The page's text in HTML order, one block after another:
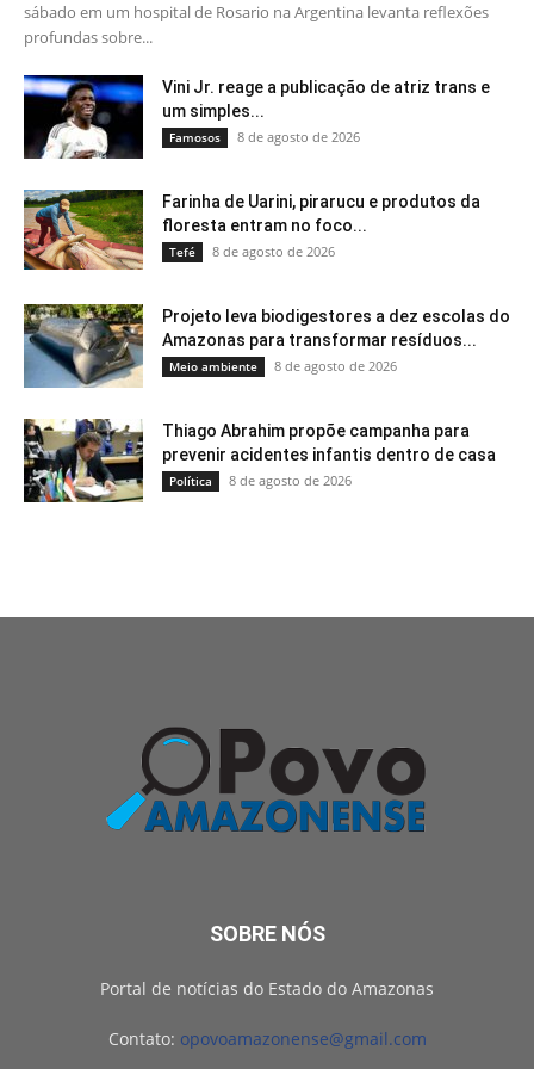
sábado em um hospital de Rosario na Argentina levanta reflexões
profundas sobre...
Vini Jr. reage a publicação de atriz trans e
um simples...
Famosos 8 de agosto de 2026
Farinha de Uarini, pirarucu e produtos da
floresta entram no foco...
Tefé 8 de agosto de 2026
Projeto leva biodigestores a dez escolas do
Amazonas para transformar resíduos...
Meio ambiente 8 de agosto de 2026
Thiago Abrahim propõe campanha para
prevenir acidentes infantis dentro de casa
Política 8 de agosto de 2026
SOBRE NÓS
Portal de notícias do Estado do Amazonas
Contato: opovoamazonense@gmail.com